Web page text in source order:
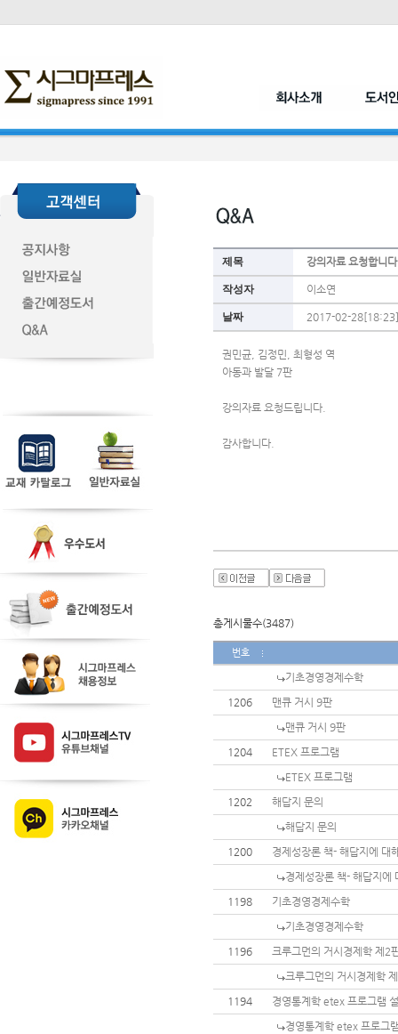
제목 강의자료 요청합니
작성자 이소연
날짜 2017-02-28[18:23]
권민균, 김정민, 최형성 역
아동과 발달 7판
강의자료 요청드립니다.
감사합니다.
총게시물수(3487)
번호
기초경영경제수학
1206
맨큐 거시 9판
맨큐 거시 9판
1204
ETEX 프로그램
ETEX 프로그램
1202
해답지 문의
해답지 문의
1200
경제성장론 책- 해답지에 대
경제성장론 책- 해답지에
1198
기초경영경제수학
기초경영경제수학
1196
크루그먼의 거시경제학 제2
크루그먼의 거시경제학
1194
경영통계학 etex 프로그램
경영통계학 etex 프로그